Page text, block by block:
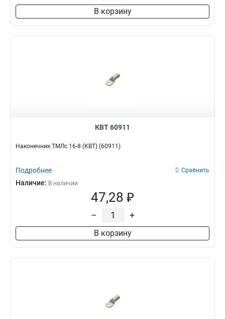
В корзину
КВТ 60911
Наконечник ТМЛс 16-8 (КВТ) (60911)
Подробнее Сравнить
Наличие: В наличии
47,28 ₽
– +
В корзину